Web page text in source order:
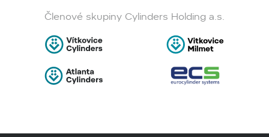
Členové skupiny Cylinders Holding a.s.